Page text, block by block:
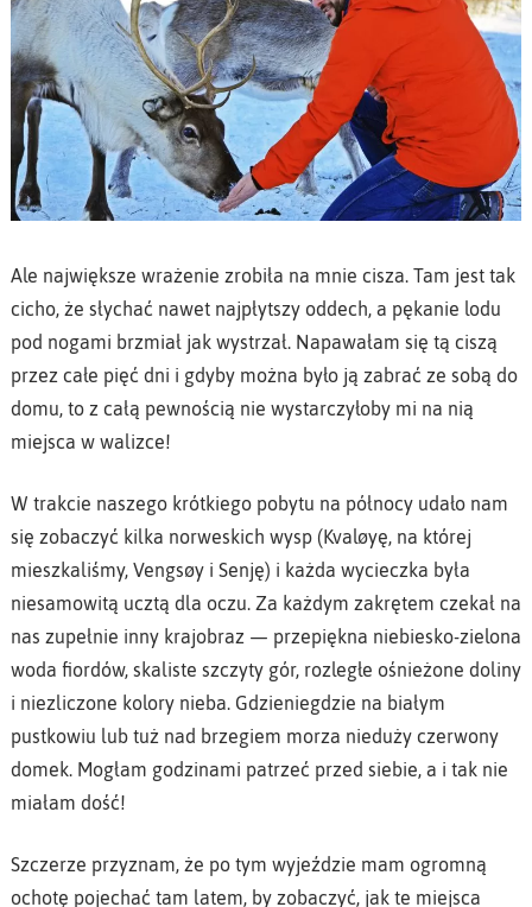
Ale największe wrażenie zrobiła na mnie cisza. Tam jest tak
cicho, że słychać nawet najpłytszy oddech, a pękanie lodu
pod nogami brzmiał jak wystrzał. Napawałam się tą ciszą
przez całe pięć dni i gdyby można było ją zabrać ze sobą do
domu, to z całą pewnością nie wystarczyłoby mi na nią
miejsca w walizce!
W trakcie naszego krótkiego pobytu na północy udało nam
się zobaczyć kilka norweskich wysp (Kvaløyę, na której
mieszkaliśmy, Vengsøy i Senję) i każda wycieczka była
niesamowitą ucztą dla oczu. Za każdym zakrętem czekał na
nas zupełnie inny krajobraz — przepiękna niebiesko-zielona
woda fiordów, skaliste szczyty gór, rozległe ośnieżone doliny
i niezliczone kolory nieba. Gdzieniegdzie na białym
pustkowiu lub tuż nad brzegiem morza nieduży czerwony
domek. Mogłam godzinami patrzeć przed siebie, a i tak nie
miałam dość!
Szczerze przyznam, że po tym wyjeździe mam ogromną
ochotę pojechać tam latem, by zobaczyć, jak te miejsca